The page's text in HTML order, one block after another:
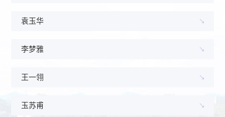
袁玉华
李梦雅
王一翎
玉苏甫